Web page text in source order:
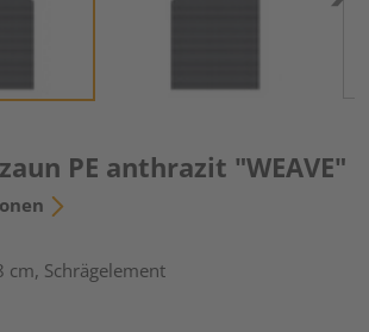
PE anthrazit "WEAVE"
Schrägelement